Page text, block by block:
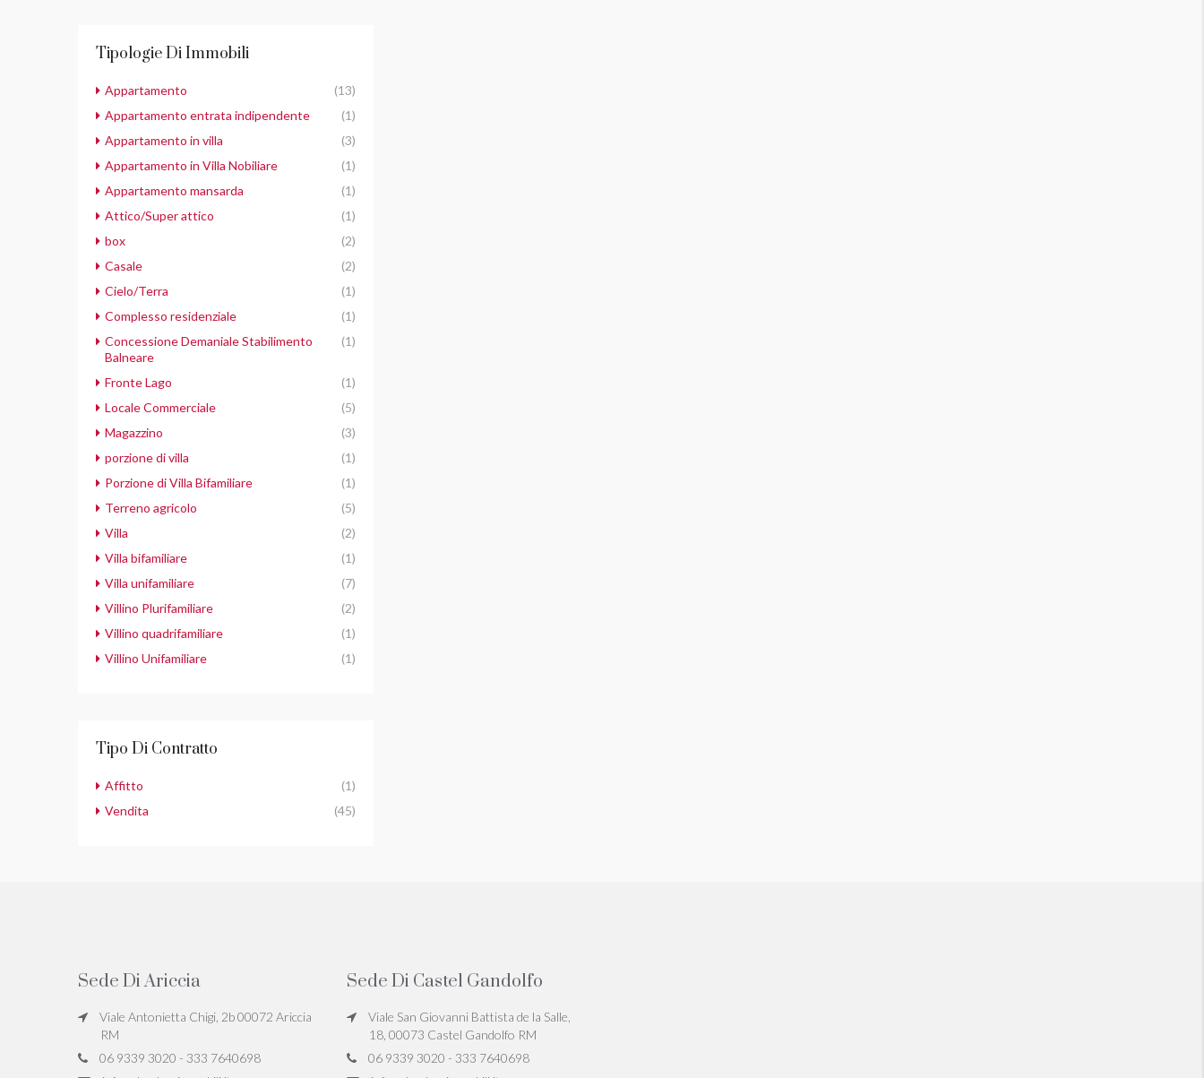
Tipologie Di Immobili
Appartamento
(13)
Appartamento entrata indipendente
(1)
Appartamento in villa
(3)
Appartamento in Villa Nobiliare
(1)
Appartamento mansarda
(1)
Attico/Super attico
(1)
box
(2)
Casale
(2)
Cielo/Terra
(1)
Complesso residenziale
(1)
Concessione Demaniale Stabilimento
Balneare
(1)
Fronte Lago
(1)
Locale Commerciale
(5)
Magazzino
(3)
porzione di villa
(1)
Porzione di Villa Bifamiliare
(1)
Terreno agricolo
(5)
Villa
(2)
Villa bifamiliare
(1)
Villa unifamiliare
(7)
Villino Plurifamiliare
(2)
Villino quadrifamiliare
(1)
Villino Unifamiliare
(1)
Tipo Di Contratto
Affitto
(1)
Vendita
(45)
Sede Di Ariccia
Viale Antonietta Chigi, 2b 00072 Ariccia
RM
06 9339 3020 - 333 7640698
Sede Di Castel Gandolfo
Viale San Giovanni Battista de la Salle,
18, 00073 Castel Gandolfo RM
06 9339 3020 - 333 7640698